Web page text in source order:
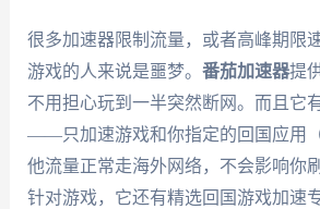
很多加速器限制流量，或者高峰期限
游戏的人来说是噩梦。 番茄加速器提
不用担心玩到一半突然断网。而且它
——只加速游戏和你指定的回国应用
他流量正常走海外网络，不会影响你
针对游戏，它还有精选回国游戏加速